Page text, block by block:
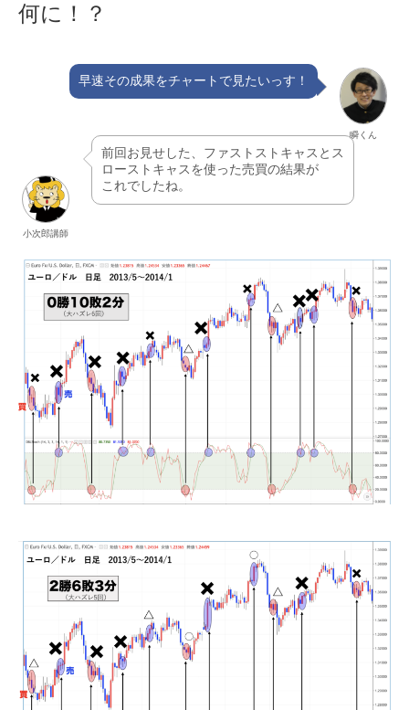
何に！？
瞬くん
早速その成果をチャートで見たいっす！
小次郎講師
前回お見せした、ファストストキャスとス
ローストキャスを使った売買の結果が
これでしたね。